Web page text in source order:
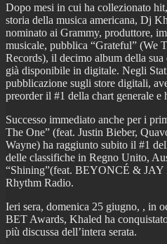
Dopo mesi in cui ha collezionato
storia della musica americana, Dj
nominato ai Grammy, produttore,
musicale, pubblica “Grateful” (We
Records), il decimo album della
già disponibile in digitale. Negli
pubblicazione sugli store digitali,
preorder il #1 della chart generale
Successo immediato anche per i
The One” (feat. Justin Bieber,
Wayne) ha raggiunto subito il #1
delle classifiche in Regno Unito,
“Shining”(feat. BEYONCÉ & JAY
Rhythm Radio.
Ieri sera, domenica 25 giugno, , in
BET Awards, Khaled ha
più discussa dell’intera serata.